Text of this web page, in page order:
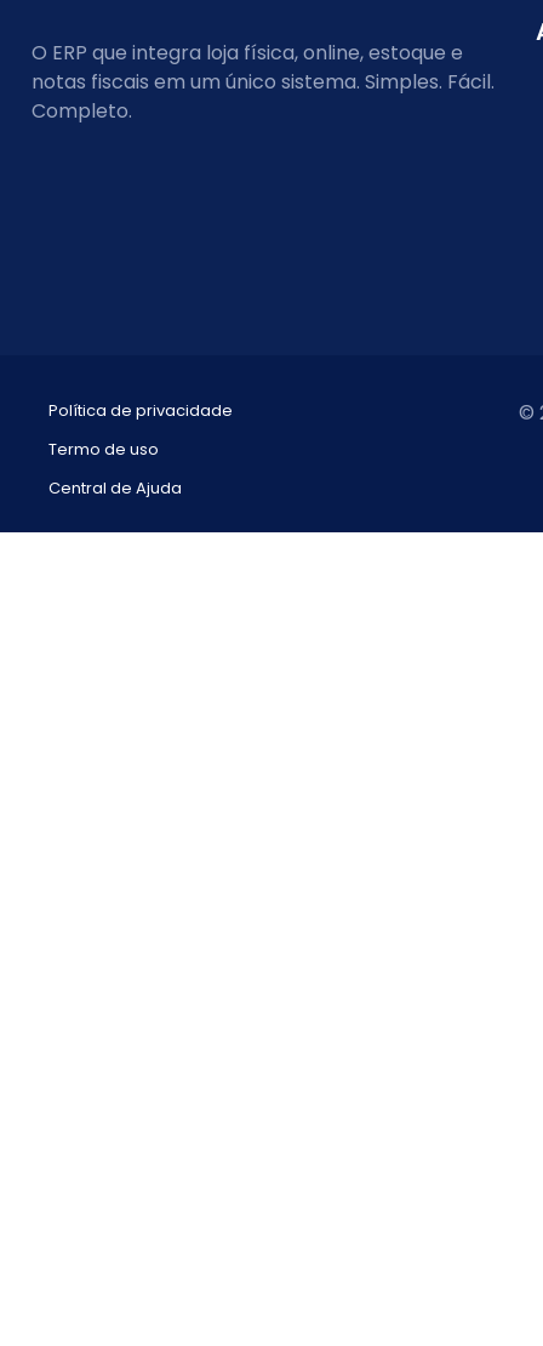
O ERP que integra loja física, online, estoque e
notas fiscais em um único sistema. Simples. Fácil.
Completo.
Política de privacidade
Termo de uso
Central de Ajuda
©